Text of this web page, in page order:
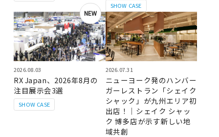
SHOW CASE
NEW
SHOW CASE
2026.08.03
RX Japan、2026年8月の
注目展示会3選
2026.07.31
ニューヨーク発のハンバー
ガーレストラン「シェイク
シャック」が九州エリア初
出店！｜シェイク シャッ
ク 博多店が示す新しい地
域共創